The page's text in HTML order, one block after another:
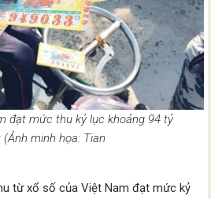
đạt mức thu kỷ lục khoảng 94 tỷ
minh họa: Tian
từ xổ số của Việt Nam đạt mức kỷ